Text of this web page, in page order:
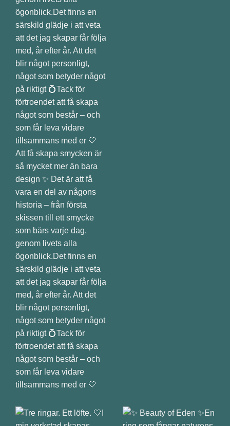
Att få skapa smycken är
så mycket mer än bara
design ✨ Det är att få
vara en del av någons
historia – från första
skissen till ett smycke
som bärs varje dag,
genom livets alla
ögonblick.Det finns en
särskild glädje i att veta
att det jag skapar får följa
med, år efter år. Att det
blir något personligt,
något som betyder något
på riktigt 💍Tack för
förtroendet att få skapa
något som består – och
som får leva vidare
tillsammans med er 🤍